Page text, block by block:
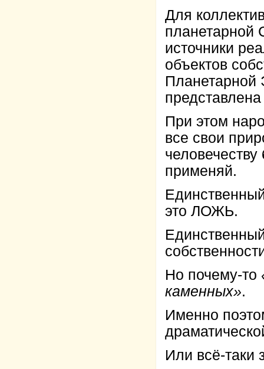
Для
планетарной
источники
объектов
Планетарной
При этом
все свои
человечеству
применяй.
это ЛОЖЬ.
Но почему-то
каменных».
Именно
Или всё-таки